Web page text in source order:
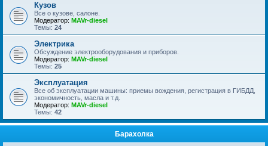
Кузов
Все о кузове, салоне.
Модератор: MAVr-diesel
Темы: 24
Электрика
Обсуждение электрооборудования и приборов.
Модератор: MAVr-diesel
Темы: 25
Эксплуатация
Все об эксплуатации машины: приемы вождения, регистрация в ГИБДД,
экономичность, масла и т.д.
Модератор: MAVr-diesel
Темы: 42
Барахолка